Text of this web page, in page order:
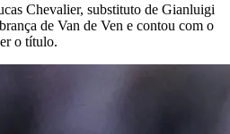
Chevalier, substituto de Gianluigi
de Van de Ven e contou com o
o título.